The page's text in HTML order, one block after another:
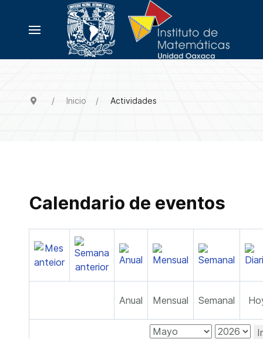
Inicio Actividades
Calendario de eventos
Anual Mensual Semanal